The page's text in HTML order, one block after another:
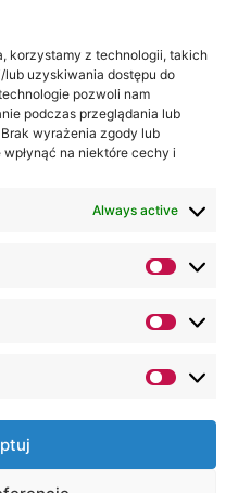
korzystamy z technologii, takich
uzyskiwania dostępu do
pozwoli nam
podczas przeglądania lub
wyrażenia zgody lub
na niektóre cechy i
Always active
Ви можете
знайти нас
за: